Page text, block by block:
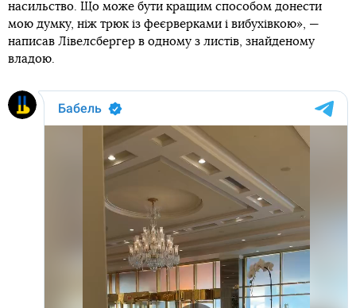
насильство. Що може бути кращим способом донести
мою думку, ніж трюк із феєрверками і вибухівкою», —
написав Лівелсбергер в одному з листів, знайденому
владою.